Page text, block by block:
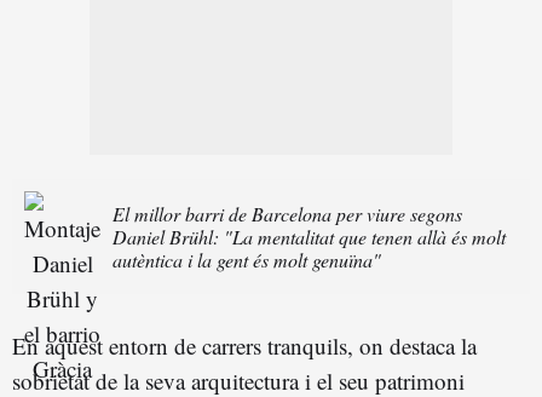
El millor barri de Barcelona per viure segons
Daniel Brühl: "La mentalitat que tenen allà és molt
autèntica i la gent és molt genuïna"
En aquest entorn de carrers tranquils, on destaca la
sobrietat de la seva arquitectura i el seu patrimoni